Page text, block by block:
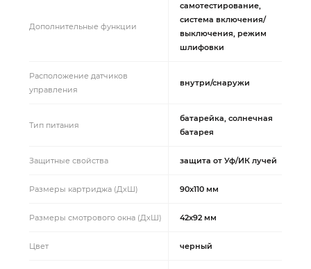
Дополнительные функции
самотестирование,
система включения/
выключения, режим
шлифовки
Расположение датчиков
управления
внутри/снаружи
Тип питания
батарейка, солнечная
батарея
Защитные свойства защита от Уф/ИК лучей
Размеры картриджа (ДхШ) 90x110 мм
Размеры смотрового окна (ДхШ) 42x92 мм
Цвет черный